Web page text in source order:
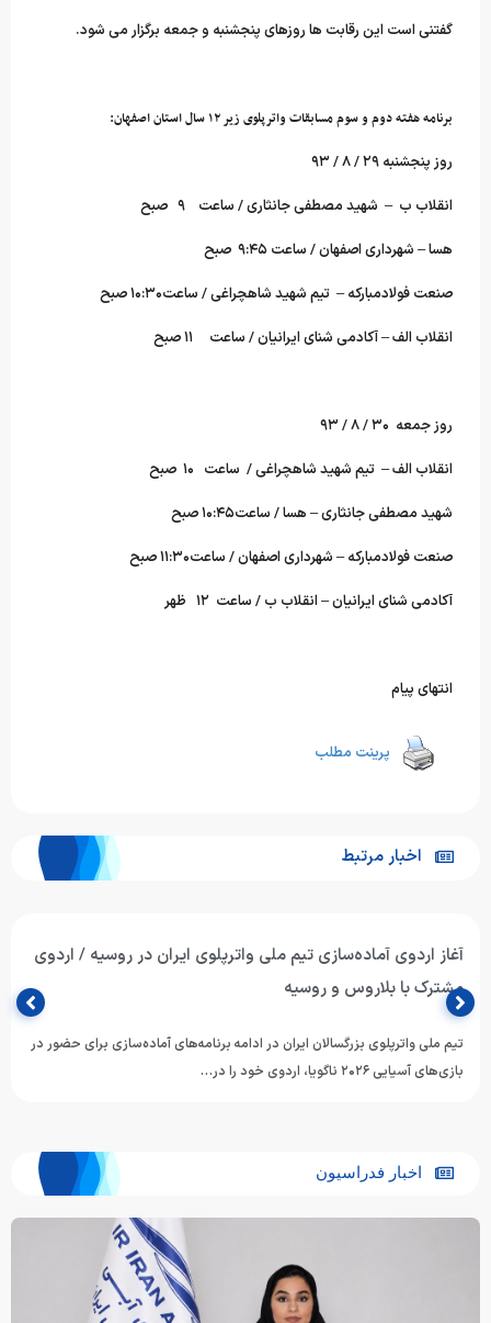
گفتنی است این رقابت ها روزهای پنجشنبه و جمعه برگزار می شود.
برنامه هفته دوم و سوم مسابقات واترپلوی زیر ۱۲ سال استان اصفهان:
روز پنجشنبه ۲۹ / ۸ / ۹۳
انقلاب ب – شهید مصطفی جانثاری / ساعت ۹ صبح
هسا – شهرداری اصفهان / ساعت ۹:۴۵ صبح
صنعت فولادمبارکه – تیم شهید شاهچراغی / ساعت۱۰:۳۰ صبح
انقلاب الف – آکادمی شنای ایرانیان / ساعت ۱۱ صبح
روز جمعه ۳۰ / ۸ / ۹۳
انقلاب الف – تیم شهید شاهچراغی / ساعت ۱۰ صبح
شهید مصطفی جانثاری – هسا / ساعت۱۰:۴۵ صبح
صنعت فولادمبارکه – شهرداری اصفهان / ساعت۱۱:۳۰ صبح
آکادمی شنای ایرانیان – انقلاب ب / ساعت ۱۲ ظهر
انتهای پیام
پرینت مطلب
اخبار مرتبط
آغاز اردوی آماده‌سازی تیم ملی واترپلوی ایران در روسیه / اردوی
مشترک با بلاروس و روسیه
تیم ملی واترپلوی بزرگسالان ایران در ادامه برنامه‌های آماده‌سازی برای حضور در
بازی‌های آسیایی ۲۰۲۶ ناگویا، اردوی خود را در…
اخبار فدراسیون